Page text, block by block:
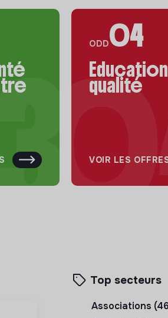
ODD04
qualité
VOIR LES
Top secteurs
Associations